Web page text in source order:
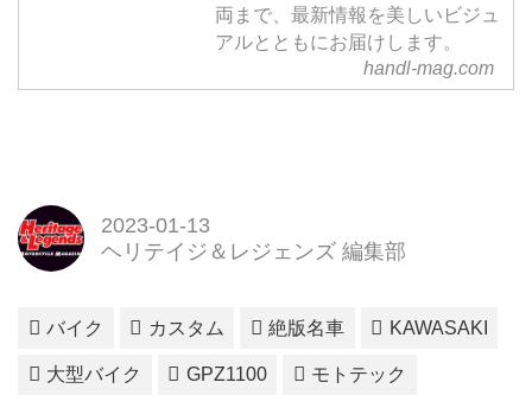
両まで、最新情報を美しいビジュ
アルとともにお届けします。
handl-mag.com
2023-01-13
ヘリテイジ＆レジェンズ 編集部
バイク カスタム 絶版名車 KAWASAKI
大型バイク GPZ1100 モトテック